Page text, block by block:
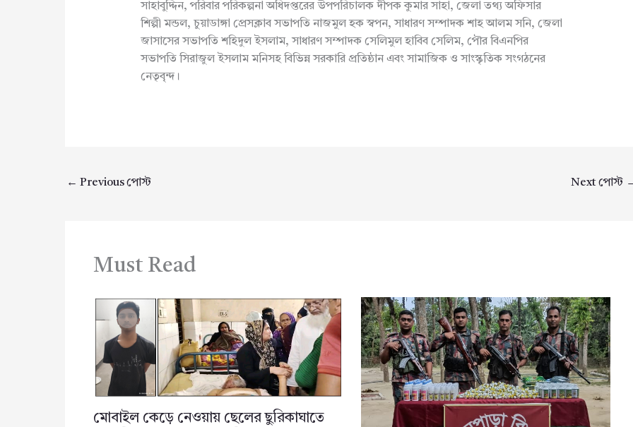
সাহাবুদ্দিন, পরিবার পরিকল্পনা অধিদপ্তরের উপপরিচালক দীপক কুমার সাহা, জেলা তথ্য অফিসার
শিল্পী মন্ডল, চুয়াডাঙ্গা প্রেসক্লাব সভাপতি নাজমুল হক স্বপন, সাধারণ সম্পাদক শাহ আলম সনি, জেলা
জাসাসের সভাপতি শহিদুল ইসলাম, সাধারণ সম্পাদক সেলিমুল হাবিব সেলিম, পৌর বিএনপির
সভাপতি সিরাজুল ইসলাম মনিসহ বিভিন্ন সরকারি প্রতিষ্ঠান এবং সামাজিক ও সাংস্কৃতিক সংগঠনের
নেতৃবৃন্দ।
← Previous পোস্ট Next পোস্ট
Must Read
মোবাইল কেড়ে নেওয়ায় ছেলের ছুরিকাঘাতে